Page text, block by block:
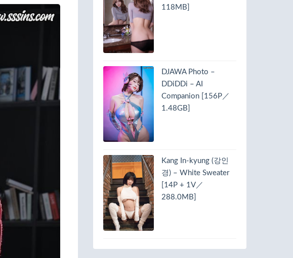
118MB]
DJAWA Photo –
DDiDDi – AI
Companion [156P／
1.48GB]
Kang In-kyung (강인
경) – White Sweater
[14P + 1V／
288.0MB]